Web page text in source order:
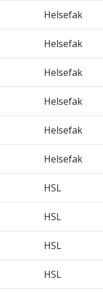
Helsefak
Helsefak
Helsefak
Helsefak
Helsefak
Helsefak
HSL
HSL
HSL
HSL